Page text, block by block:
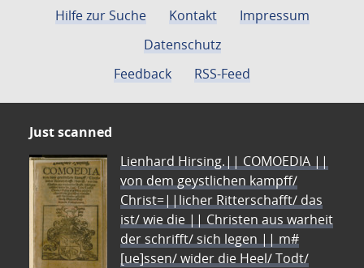
Hilfe zur Suche Kontakt
Impressum
Datenschutz
Feedback
RSS-Feed
Just scanned
Lienhard Hirsing.|| COMOEDIA ||
von dem geystlichen kampff/
Christ=||licher Ritterschafft/ das
ist/ wie die || Christen aus warheit
der schrifft/ sich legen || m#
[ue]ssen/ wider die Heel/ Todt/